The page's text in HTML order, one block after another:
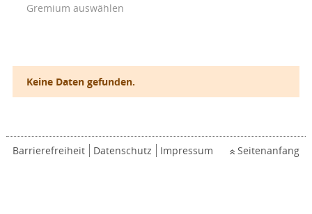
Gremium auswählen
Keine Daten gefunden.
Barrierefreiheit Datenschutz Impressum Seitenanfang